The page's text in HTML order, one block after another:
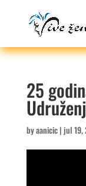
25
byaanicic| jul 19,